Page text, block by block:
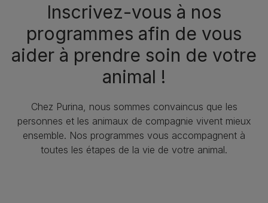
Inscrivez-vous à nos
programmes afin de vous
aider à prendre soin de votre
animal !
Chez Purina, nous sommes convaincus que les
personnes et les animaux de compagnie vivent mieux
ensemble. Nos programmes vous accompagnent à
toutes les étapes de la vie de votre animal.​